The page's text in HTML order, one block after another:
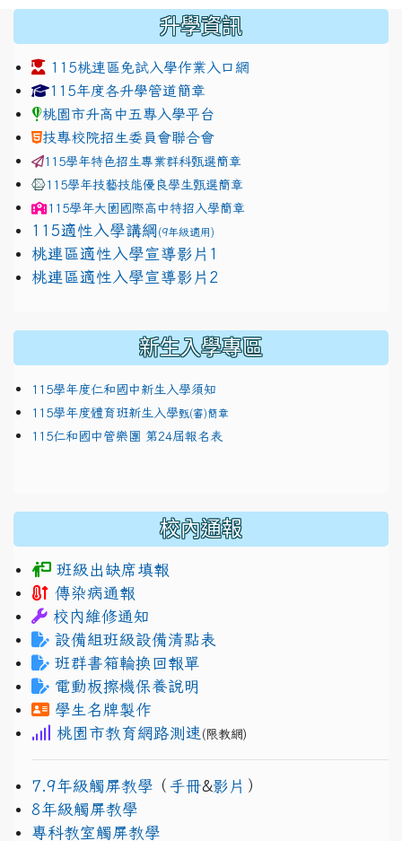
升學資訊
115桃連區免試入學作業入口網
link to https://www.jhjhs.tyc.edu.tw/modules/
115年度各升學管道簡章
桃園市升高中五專入學平台
技專校院招生委員會聯合會
115學年特色招生專業群科甄選簡章
115學年技藝技能優良學生甄選簡章
115學年大園國際高中特招入學簡章
115適性入學講綱 (9年級適用)
link to https://docs.google.com/presentation/d/
桃連區適性入學宣導影片1
link to https://docs.google.com/presentation/d/
桃連區適性入學宣導影片2
新生入學專區
115學年度仁和國中新生入學須知
115學年度體育班新生入學甄(審)簡章
115仁和國中管樂團 第24屆報名表
校內通報
班級出缺席填報
傳染病通報
校內維修通知
設備組班級設備清點表
班群書箱輪換回報單
電動板擦機保養說明
學生名牌製作
桃園市教育網路測速 (限教網)
7.9年級觸屏教學 （ 手冊&影片 ）
8年級觸屏教學
專科教室觸屏教學